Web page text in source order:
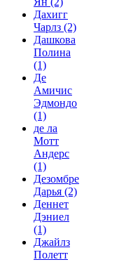
Дахигг
Чарлз (2)
Дашкова
Полина
(1)
Де
Амичис
Эдмондо
(1)
де ла
Мотт
Андерс
(1)
Дезомбре
Дарья (2)
Деннет
Дэниел
(1)
Джайлз
Полетт